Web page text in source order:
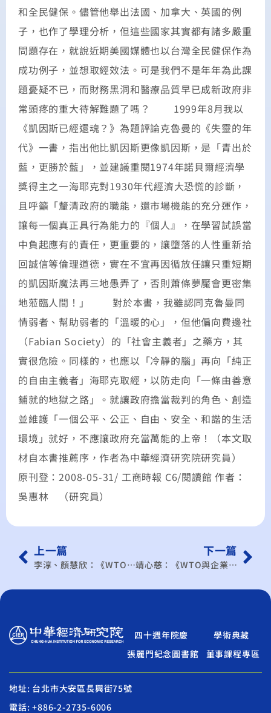
和全民健保。儘管他舉出法國、加拿大、英國的例
子，也作了學理分析，但這些國家其實都有諸多嚴重
問題存在，就說近期美國媒體也以台灣全民健保作為
成功例子，並想取經效法。可是我們不是年年為此課
題憂疑不已，而財務黑洞和醫療品質早已成新政府非
常頭疼的重大待解難題了嗎？ 1999年8月我以
《凱因斯已經還魂？》為題評論克魯曼的《失靈的年
代》一書，指出他比凱因斯更像凱因斯，是「青出於
藍，更勝於藍」，並建議重閱1974年諾貝爾經濟學
獎得主之一海耶克對1930年代經濟大恐慌的診斷，
且呼籲「釐清政府的職能，還市場機能的充分運作，
讓每一個真正具行為能力的『個人』，在學習試誤當
中負起應有的責任，更重要的，讓墮落的人性重新拾
回誠信等倫理道德，實在不宜再因循放任讓只重短期
的凱因斯魔法再三地愚弄了，否則蕭條夢魘會更密集
地蒞臨人間！」 對於本書，我雖認同克魯曼同
情弱者、幫助弱者的「溫暖的心」，但他偏向費邊社
（Fabian Society）的「社會主義者」之藥方，其
實很危險。同樣的，也應以「冷靜的腦」再向「純正
的自由主義者」海耶克取經，以防走向「一條由善意
鋪就的地獄之路」。就讓政府擔當裁判的角色、創造
並維護「一個公平、公正、自由、安全、和諧的生活
環境」就好，不應讓政府充當萬能的上帝！（本文取
材自本書推薦序，作者為中華經濟研究院研究員）
原刊登：2008-05-31/ 工商時報 C6/閱讀館 作者：
吳惠林 （研究員）
上一篇
李淳、顏慧欣：《WTO與企業》WTO架構下 陸資開放與投資保障的準備
下一篇
靖心慈：《WTO與企業》記取次貸危機教訓 美金融混業監理 朝整合方向改革
四十週年院慶
學術典藏
張麗門紀念圖書館
董事課程專區
地址: 台北市大安區長興街75號
電話: +886-2-2735-6006